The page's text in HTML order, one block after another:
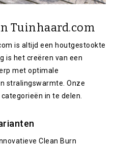
Tuinhaard.com
is altijd een houtgestookte
is het creëren van een
met optimale
stralingswarmte. Onze
in te delen.
Clean Burn